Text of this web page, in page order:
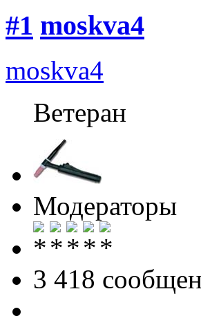
#1 moskva4
moskva4
Ветеран
Модераторы
3 418